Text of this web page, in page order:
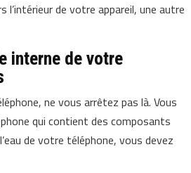
de votre appareil, une autre
interne de votre
ne vous arrêtez pas là. Vous
qui contient des composants
de votre téléphone, vous devez